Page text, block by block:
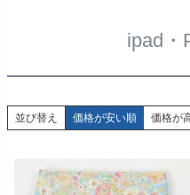
ipad・
並び替え 価格が安い順 価格が